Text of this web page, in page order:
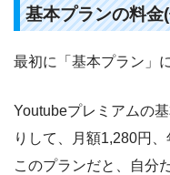
基本プランの料金
最初に「基本プラン」
Youtubeプレミアムの
りして、月額1,280円
このプランだと、自分